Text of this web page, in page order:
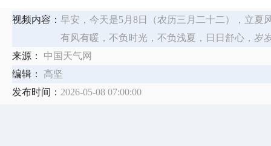
视频内容： 早安，今天是5月8日（农历三月二十二），立夏
有风有暖，不负时光，不负浅夏，日日舒心，岁
来源：
中国天气网
编辑：
高坚
发布时间： 2026-05-08 07:00:00